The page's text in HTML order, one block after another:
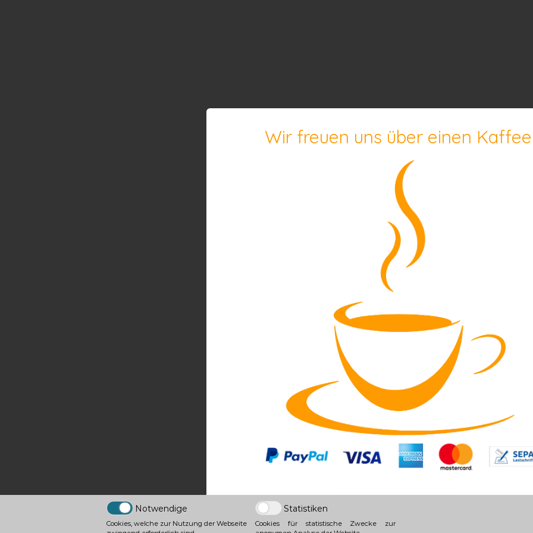
Wir freuen uns über einen
Notwendige
Cookies, welche zur Nutzung der Webseite
Statistiken
Cookies für statistische Zwecke zur